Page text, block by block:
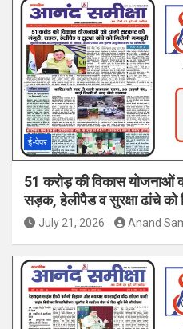
ई-पेपर
51 करोड़ की विकास योजनाओं
सड़क, हेलीपैड व सुरक्षा ढांचे को
July 21, 2026 Anand